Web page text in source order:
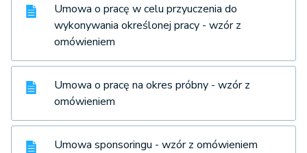
Umowa o pracę w celu przyuczenia do
wykonywania określonej pracy - wzór z
omówieniem
Umowa o pracę na okres próbny - wzór z
omówieniem
Umowa sponsoringu - wzór z omówieniem